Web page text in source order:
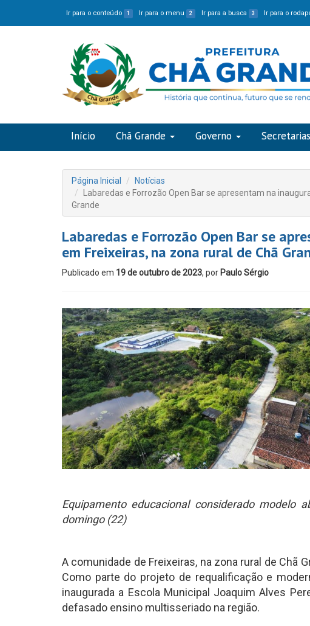
Ir para o conteúdo 1 Ir para o menu 2 Ir para a busca 3 Ir para o
Início Chã Grande Governo Secretarias
Página Inicial
Notícias
Labaredas e Forrozão Open Bar se apresentam na
Grande
Labaredas e Forrozão Open Bar se
em Freixeiras, na zona rural de Chã
Publicado em 19 de outubro de 2023, por Paulo Sérgio
Equipamento educacional considerado modelo
domingo (22)
A comunidade de Freixeiras, na zona rural de Chã
Como parte do projeto de requalificação e
inaugurada a Escola Municipal Joaquim Alves
defasado ensino multisseriado na região.